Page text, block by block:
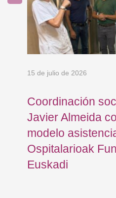
15 de julio de 2026
Coordinación
Javier Almeida
modelo
Ospitalarioak
Euskadi